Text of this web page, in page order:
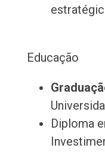
Educação
Diploma